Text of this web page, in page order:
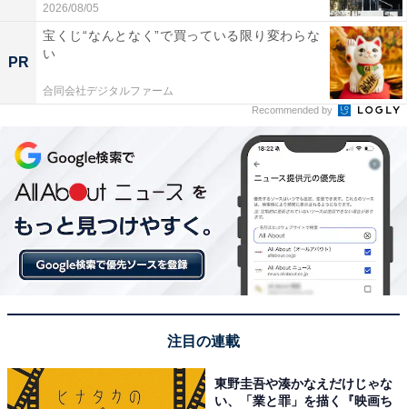
2026/08/05
PR
宝くじ“なんとなく”で買っている限り変わらな
い
合同会社デジタルファーム
Recommended by
注目の連載
東野圭吾や湊かなえだけじゃな
い、「業と罪」を描く『映画ち